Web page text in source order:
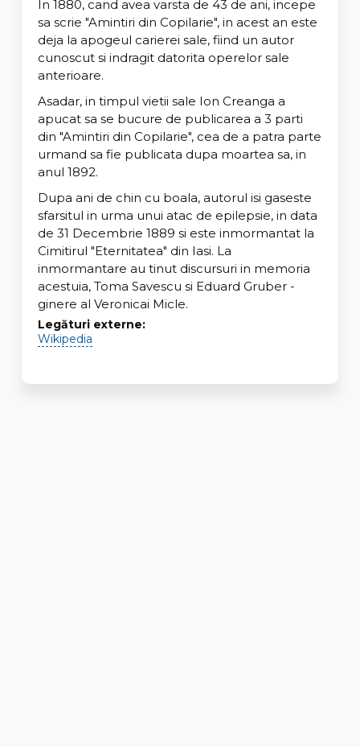
In 1880, cand avea varsta de 43 de ani, incepe
sa scrie "Amintiri din Copilarie", in acest an este
deja la apogeul carierei sale, fiind un autor
cunoscut si indragit datorita operelor sale
anterioare.
Asadar, in timpul vietii sale Ion Creanga a
apucat sa se bucure de publicarea a 3 parti
din "Amintiri din Copilarie", cea de a patra parte
urmand sa fie publicata dupa moartea sa, in
anul 1892.
Dupa ani de chin cu boala, autorul isi gaseste
sfarsitul in urma unui atac de epilepsie, in data
de 31 Decembrie 1889 si este inmormantat la
Cimitirul "Eternitatea" din Iasi. La
inmormantare au tinut discursuri in memoria
acestuia, Toma Savescu si Eduard Gruber -
ginere al Veronicai Micle.
Legături externe:
Wikipedia